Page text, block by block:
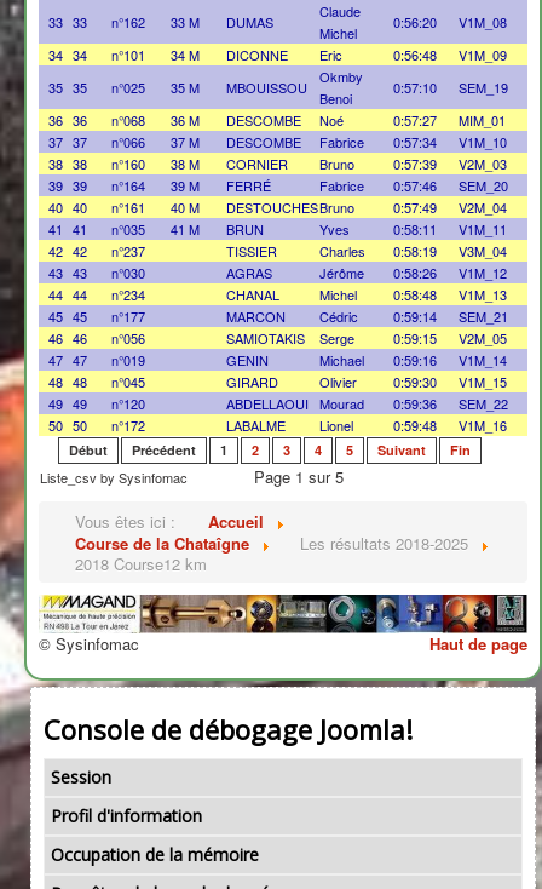
33 33 n°162 33 M DUMAS
Claude
Michel
0:56:20
V1M_08
34 34 n°101 34 M DICONNE Eric 0:56:48
V1M_09
35 35 n°025 35 M MBOUISSOU
Okmby
Benoi
0:57:10
SEM_19
36 36 n°068 36 M DESCOMBE Noé 0:57:27
MIM_01
37 37 n°066 37 M DESCOMBE Fabrice 0:57:34
V1M_10
38 38 n°160 38 M CORNIER Bruno 0:57:39
V2M_03
39 39 n°164 39 M FERRÉ Fabrice 0:57:46
SEM_20
40 40 n°161 40 M DESTOUCHESBruno 0:57:49
V2M_04
41
41 n°035 41 M BRUN Yves 0:58:11
V1M_11
42 42 n°237 TISSIER Charles 0:58:19
V3M_04
43 43 n°030 AGRAS Jérôme 0:58:26
V1M_12
44 44 n°234 CHANAL Michel 0:58:48
V1M_13
45 45 n°177 MARCON Cédric 0:59:14
SEM_21
46 46 n°056 SAMIOTAKIS Serge 0:59:15
V2M_05
47 47 n°019 GENIN Michael 0:59:16
V1M_14
48 48 n°045 GIRARD Olivier 0:59:30
V1M_15
49 49 n°120 ABDELLAOUI Mourad 0:59:36
SEM_22
50 50 n°172 LABALME Lionel 0:59:48 V1M_16
Début Précédent 1 2 3 4 5 Suivant Fin
Liste_csv by Sysinfomac
Page 1 sur 5
Vous êtes ici :
Accueil
Course de la Chataîgne
Les résultats 2018-2025
2018 Course12 km
Haut de page
© Sysinfomac
Console de débogage Joomla!
Session
Profil d'information
Occupation de la mémoire